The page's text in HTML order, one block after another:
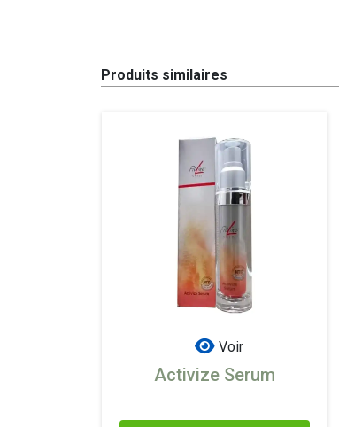
Produits similaires
Voir
Activize Serum